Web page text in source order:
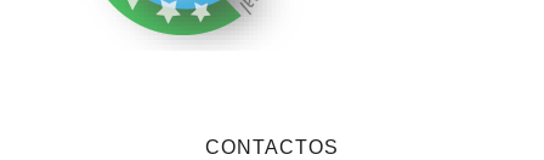
CONTACTOS